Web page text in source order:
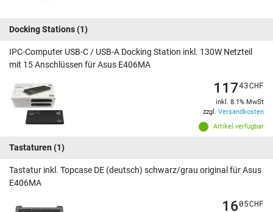
Docking Stations(1)
IPC-Computer USB-C / USB-A Docking Station inkl. 130W Netzteil
mit 15 Anschlüssen für Asus E406MA
Artikel verfügbar
11743CHF
inkl. 8.1% MwSt
zzgl. Versandkosten
Tastaturen (1)
Tastatur inkl. Topcase DE (deutsch) schwarz/grau original für Asus
E406MA
1605CHF